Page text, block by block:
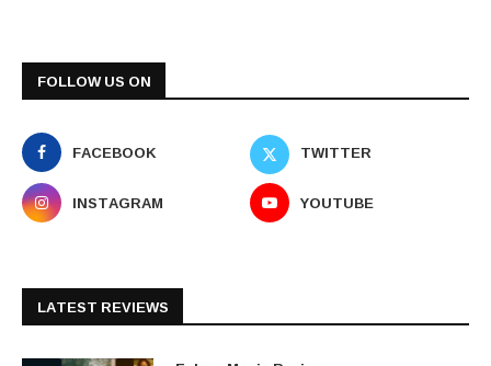
FOLLOW US ON
FACEBOOK
TWITTER
INSTAGRAM
YOUTUBE
LATEST REVIEWS